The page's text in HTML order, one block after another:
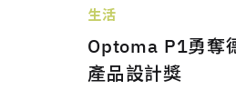
生活
Optoma P1勇奪
產品設計獎